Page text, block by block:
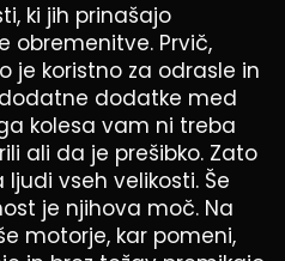
ki jih prinašajo
obremenitve. Prvič,
je koristno za odrasle in
dodatke med
kolesa vam ni treba
ali da je prešibko. Zato
vseh velikosti. Še
je njihova moč. Na
motorje, kar pomeni,